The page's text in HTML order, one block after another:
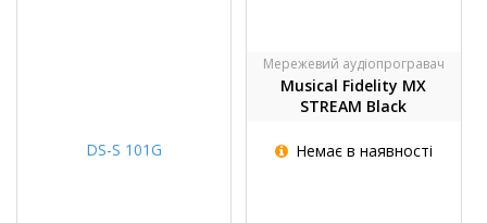
Мережевий аудіопрогравач
Musical Fidelity MX
STREAM Black
Немає в наявності